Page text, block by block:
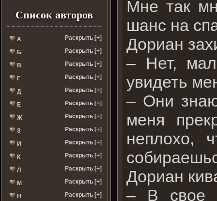
Список авторов
А Раскрыть [+]
Б Раскрыть [+]
В Раскрыть [+]
Г Раскрыть [+]
Д Раскрыть [+]
Е Раскрыть [+]
Ж Раскрыть [+]
З Раскрыть [+]
И Раскрыть [+]
К Раскрыть [+]
Л Раскрыть [+]
М Раскрыть [+]
Н Раскрыть [+]
Мне так
шанс на
Дориан
– Нет,
увидеть
– Они
меня
неплохо,
Дориан
– В свое